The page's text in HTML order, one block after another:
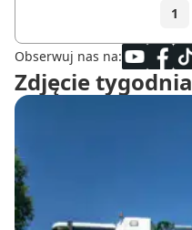
1
Obserwuj nas na:
Zdjęcie tygodnia